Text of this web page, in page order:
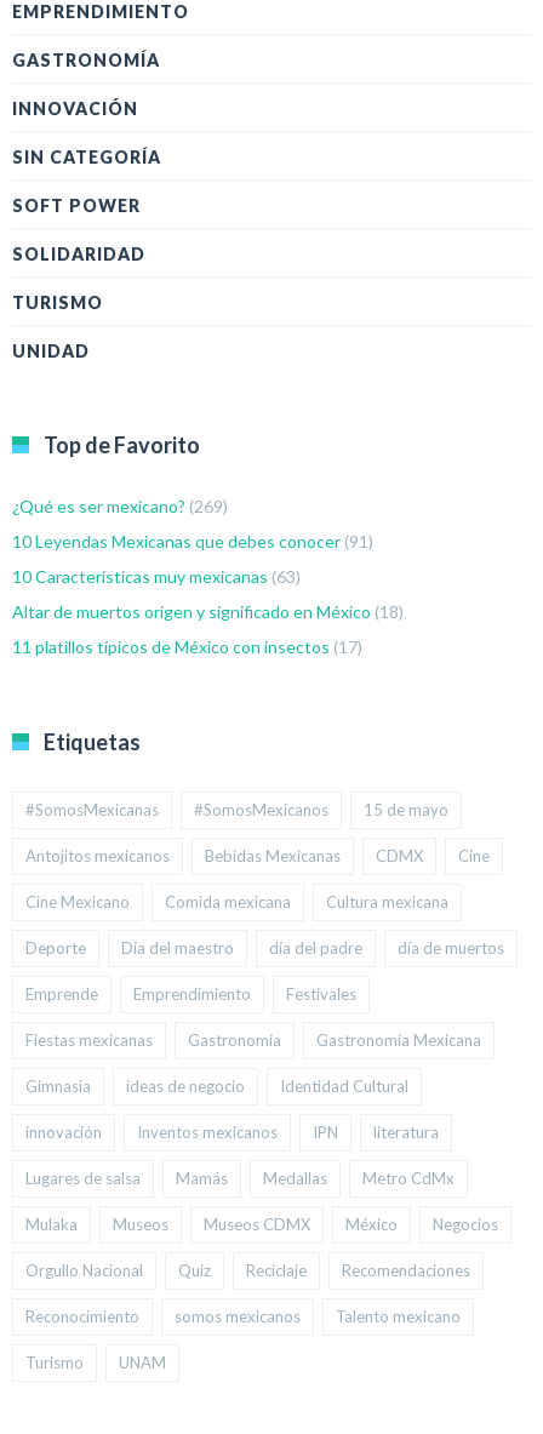
EMPRENDIMIENTO
GASTRONOMÍA
INNOVACIÓN
SIN CATEGORÍA
SOFT POWER
SOLIDARIDAD
TURISMO
UNIDAD
Top de Favorito
¿Qué es ser mexicano? (269)
10 Leyendas Mexicanas que debes conocer (91)
10 Características muy mexicanas (63)
Altar de muertos origen y significado en México (18)
11 platillos típicos de México con insectos (17)
Etiquetas
#SomosMexicanas #SomosMexicanos 15 de mayo
Antojitos mexicanos Bebidas Mexicanas CDMX Cine
Cine Mexicano Comida mexicana Cultura mexicana
Deporte Día del maestro día del padre día de muertos
Emprende Emprendimiento Festivales
Fiestas mexicanas Gastronomía Gastronomía Mexicana
Gimnasia ideas de negocio Identidad Cultural
innovación Inventos mexicanos IPN literatura
Lugares de salsa Mamás Medallas Metro CdMx
Mulaka Museos Museos CDMX México Negocios
Orgullo Nacional Quiz Reciclaje Recomendaciones
Reconocimiento somos mexicanos Talento mexicano
Turismo UNAM